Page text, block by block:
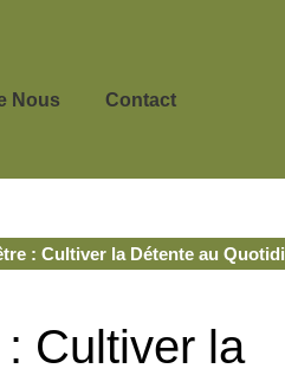
Nous Contact
: Cultiver la Détente au
Cultiver la